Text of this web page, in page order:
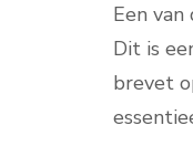
Een
Dit is
brevet